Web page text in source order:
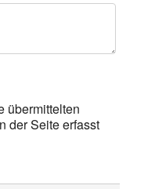
übermittelten
der Seite erfasst